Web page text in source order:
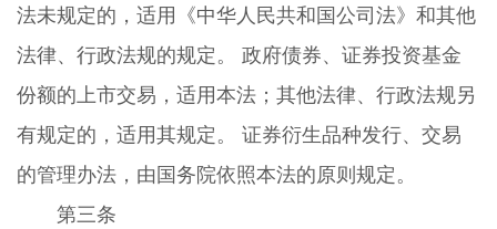
法未规定的，适用《中华人民共和国公司法》和其他
法律、行政法规的规定。 政府债券、证券投资基金
份额的上市交易，适用本法；其他法律、行政法规另
有规定的，适用其规定。 证券衍生品种发行、交易
的管理办法，由国务院依照本法的原则规定。
第三条